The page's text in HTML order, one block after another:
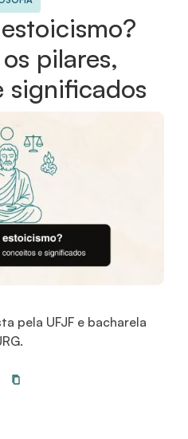
pilares,
significados
pela UFJF e bacharela